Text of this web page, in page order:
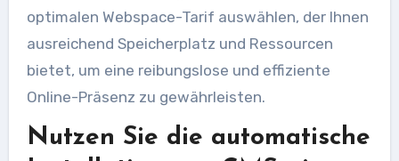
optimalen Webspace-Tarif auswählen, der Ihnen
ausreichend Speicherplatz und Ressourcen
bietet, um eine reibungslose und effiziente
Online-Präsenz zu gewährleisten.
Nutzen Sie die automatische